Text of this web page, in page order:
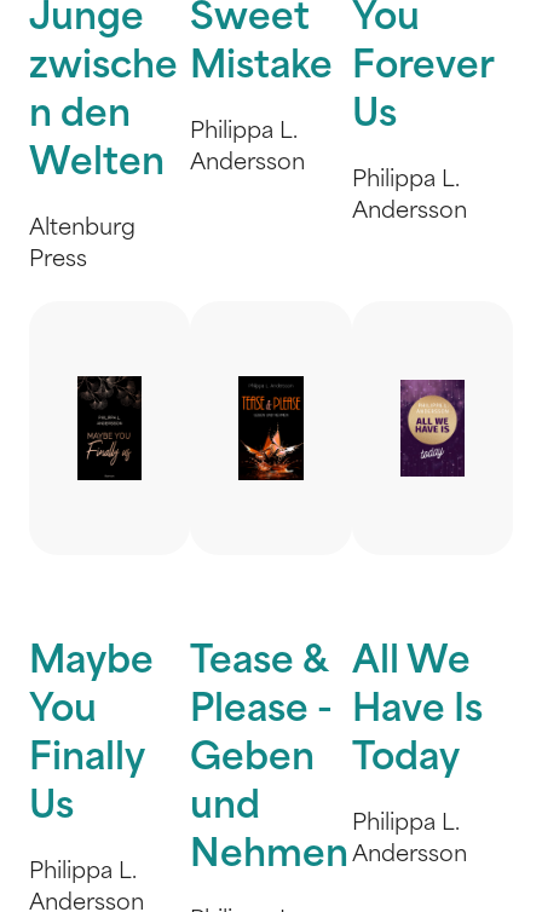
Junge
zwische
n den
Welten
Altenburg
Press
Sweet
Mistake
Philippa L.
Andersson
You
Forever
Us
Philippa L.
Andersson
Maybe
You
Finally
Us
Philippa L.
Andersson
Tease &
Please -
Geben
und
Nehmen
All We
Have Is
Today
Philippa L.
Andersson